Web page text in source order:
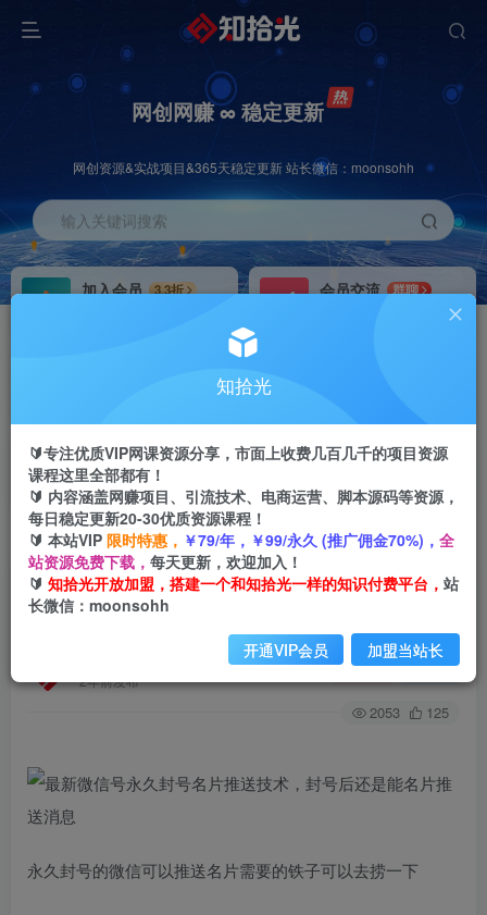
网创网赚 ∞ 稳定更新
网创资源&实战项目&365天稳定更新 站长微信：moonsohh
输入关键词搜索
加入会员
3.3折
会员交流
群聊
首页 创业课程 会员免费 正文
最新微信号永久封号名片推送技术，封号后还是能
名片推送消息
2年前发布
关注 私信
2053 125
永久封号的微信可以推送名片需要的铁子可以去捞一下
知拾光
🔰专注优质VIP网课资源分享，市面上收费几百几千的项目资源
课程这里全部都有！
🔰 内容涵盖网赚项目、引流技术、电商运营、脚本源码等资源，
每日稳定更新20-30优质资源课程！
🔰 本站VIP 限时特惠， ￥79/年，￥99/永久 (推广佣金70%)， 全
站资源免费下载， 每天更新，欢迎加入！
🔰 知拾光开放加盟，搭建一个和知拾光一样的知识付费平台， 站
长微信：moonsohh
开通VIP会员 加盟当站长